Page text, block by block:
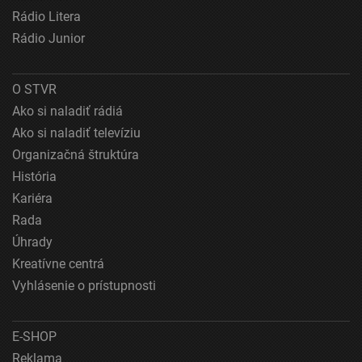
Vytvoriť profily na prispôsobenie obsahu
Použiť profily na výber prispôsobeného obsahu
Meranie výkonnosti obsahu
alebo spájania údajov z rôznych zdrojov
Vývoj a zlepšovanie služieb
Použitie obmedzených údajov na výber obsahu
Špeciálne funkcie IAB:
Používanie presných údajov o geografickej
polohe
Identifikácia zariadení na základe aktívne
vyžiadaných informácií
Rádio Litera
Rádio Junior
O STVR
Ako si naladiť rádiá
Ako si naladiť televíziu
Organizačná štruktúra
História
Kariéra
Rada
Úhrady
Kreatívne centrá
Vyhlásenie o prístupnosti
E-SHOP
Reklama